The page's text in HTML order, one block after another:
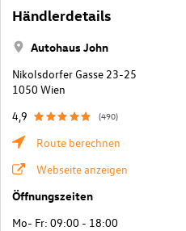
Händlerdetails
Autohaus John
Nikolsdorfer Gasse 23-25
1050 Wien
4,9
(490)
Route berechnen
Webseite anzeigen
Öffnungszeiten
Mo- Fr: 09:00 - 18:00